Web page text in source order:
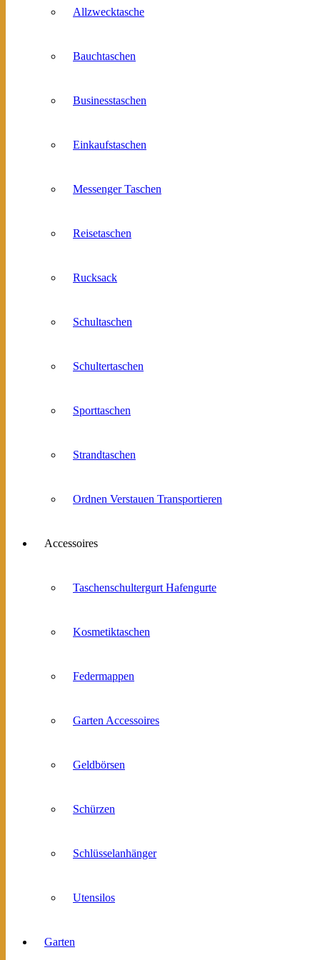
Allzwecktasche
Bauchtaschen
Businesstaschen
Einkaufstaschen
Messenger Taschen
Reisetaschen
Rucksack
Schultaschen
Schultertaschen
Sporttaschen
Strandtaschen
Ordnen Verstauen Transportieren
Accessoires
Taschenschultergurt Hafengurte
Kosmetiktaschen
Federmappen
Garten Accessoires
Geldbörsen
Schürzen
Schlüsselanhänger
Utensilos
Garten